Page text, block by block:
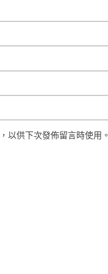
以供下次發佈留言時使用。